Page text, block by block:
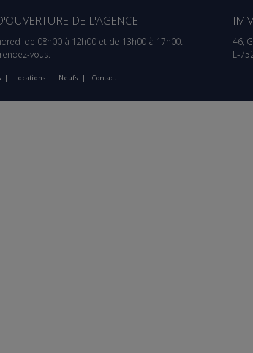
DE L'AGENCE :
de 08h00 à 12h00 et de 13h00 à 17h00.
vous.
46,
L-
| Locations | Neufs | Contact